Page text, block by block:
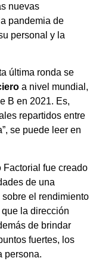
nuevas
pandemia de
personal y la
última ronda se
a nivel mundial,
B en 2021. Es,
repartidos entre
se puede leer en
Factorial fue creado
de una
el rendimiento
la dirección
de brindar
fuertes, los
persona.